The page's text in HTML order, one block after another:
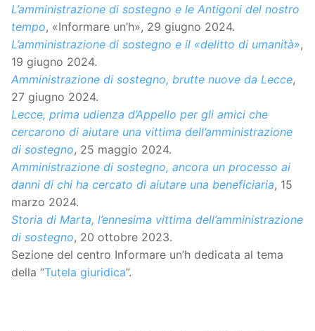
L’amministrazione di sostegno e le Antigoni del nostro
tempo, «Informare un’h», 29 giugno 2024.
L’amministrazione di sostegno e il «delitto di umanità»,
19 giugno 2024.
Amministrazione di sostegno, brutte nuove da Lecce,
27 giugno 2024.
Lecce, prima udienza d’Appello per gli amici che
cercarono di aiutare una vittima dell’amministrazione
di sostegno, 25 maggio 2024.
Amministrazione di sostegno, ancora un processo ai
danni di chi ha cercato di aiutare una beneficiaria, 15
marzo 2024.
Storia di Marta, l’ennesima vittima dell’amministrazione
di sostegno, 20 ottobre 2023.
Sezione del centro Informare un’h dedicata al tema
della “Tutela giuridica”.